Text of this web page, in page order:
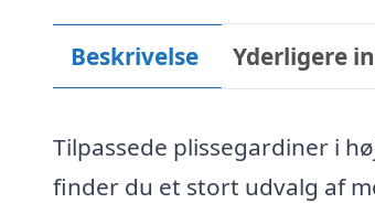
Beskrivelse Yderligere
Tilpassede plissegardiner i
finder du et stort udvalg af